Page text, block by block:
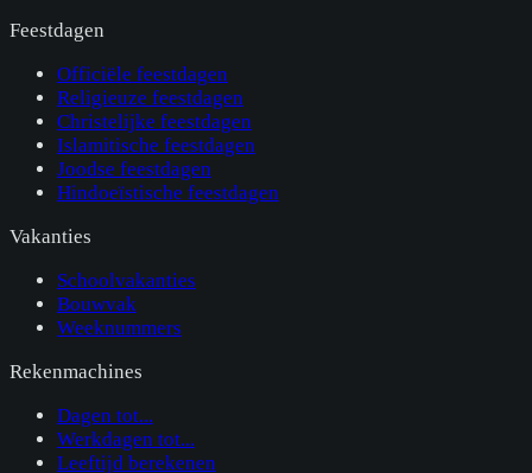
Feestdagen
Officiële feestdagen
Religieuze feestdagen
Christelijke feestdagen
Islamitische feestdagen
Joodse feestdagen
Hindoeïstische feestdagen
Vakanties
Schoolvakanties
Bouwvak
Weeknummers
Rekenmachines
Dagen tot...
Werkdagen tot...
Leeftijd berekenen